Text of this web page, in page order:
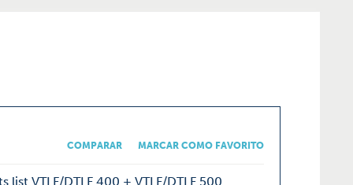
COMPARAR MARCAR COMO FAVORITO
list VTLF/DTLF 400 + VTLF/DTLF 500